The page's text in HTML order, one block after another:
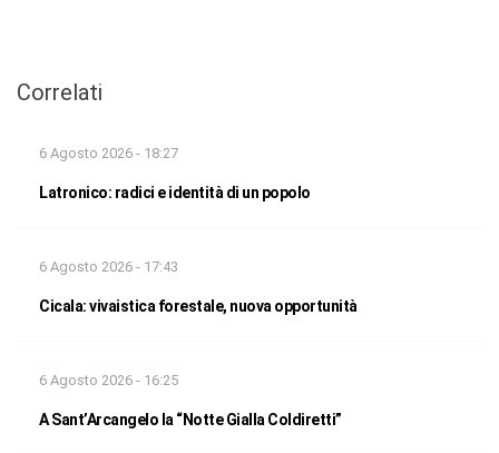
Correlati
6 Agosto 2026 - 18:27
Latronico: radici e identità di un popolo
6 Agosto 2026 - 17:43
Cicala: vivaistica forestale, nuova opportunità
6 Agosto 2026 - 16:25
A Sant’Arcangelo la “Notte Gialla Coldiretti”